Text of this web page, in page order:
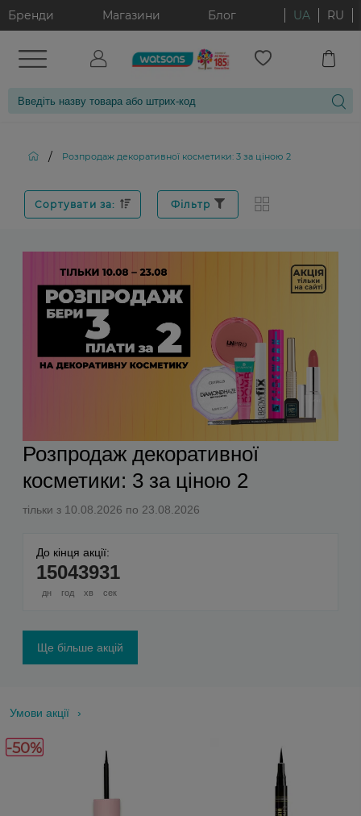
Бренди Магазини Блог UA RU
/ Розпродаж декоративної косметики: 3 за ціною 2
Сортувати за: Фільтр
Розпродаж декоративної
косметики: 3 за ціною 2
тільки з 10.08.2026 по 23.08.2026
До кінця акції:
15
дн
04
год
39
хв
30
сек
Ще більше акцій
Умови акції
-50%